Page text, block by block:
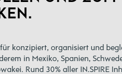
konzipiert, organisiert und
in Mexiko, Spanien,
Rund 30% aller IN.SPIRE